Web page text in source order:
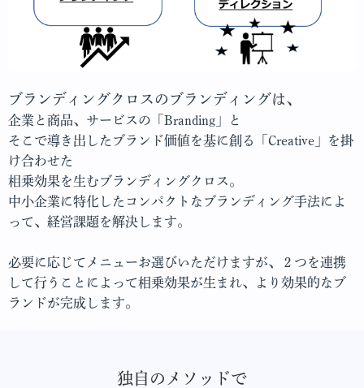
ブランディングクロスのブランディングは、
企業と商品、サービスの「Branding」と
そこで導き出したブランド価値を基に創る「Creative」を掛
け合わせた
相乗効果を生むブランディングクロス。
中小企業に特化したコンパクトなブランディング手法によ
って、経営課題を解決します。
必要に応じてメニューお選びいただけますが、２つを連携
して行うことによって相乗効果が生まれ、より効果的なブ
ランドが完成します。
独自のメソッドで